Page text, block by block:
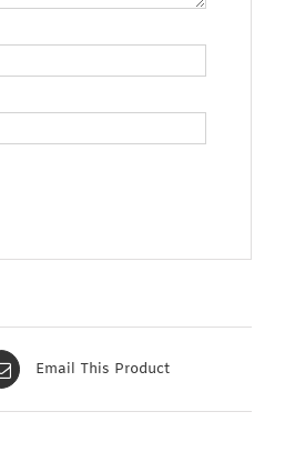
Email This Product